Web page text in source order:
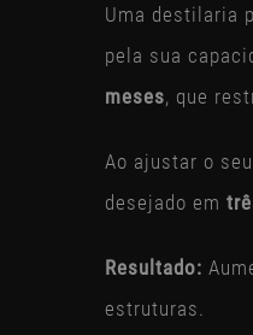
Uma destilaria
pela sua
meses, que
Ao ajustar o
desejado em
Resultado:
estruturas.